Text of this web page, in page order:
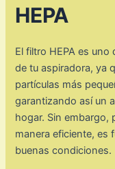
HEPA
El filtro HEPA es
de tu aspiradora, ya
partículas más
garantizando así un
hogar. Sin embargo,
manera eficiente, es
buenas condiciones.